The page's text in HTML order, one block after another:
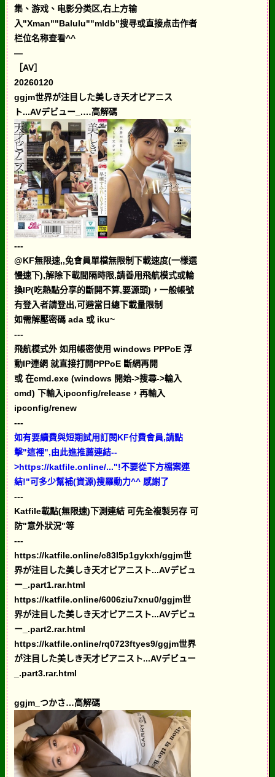
集、游戏、电影分类区,右上方输
入"Xman""Balulu""mldb"搜寻或直接点击作者
栏位名称查看^^
—
［AV］
20260120
ggjm世界が注目した美しき天才ピアニス
ト...AVデビュー_.…高解碼
---
@KF無限速,,免會員單檔無限制下載速度(一樣選
慢速下),解除下載間隔時限,請善用飛航模式或輪
換IP(吃熱點分享的斷開不算,要源頭)，一般帳號
有登入者請登出,可避當日總下載量限制
如需解壓密碼 ada 或 iku~
---
飛航模式外 如用帳密使用 windows PPPoE 浮
動IP連網 就直接打開PPPoE 斷網再開
或 在cmd.exe (windows 開始->搜尋->輸入
cmd) 下輸入ipconfig/release，再輸入
ipconfig/renew
---
如有要續費與短期試用訂閱KF付費會員,請點
擊"這裡",由此進推薦連結--
>https://katfile.online/..."!不要從下方檔案連
結!"可多少幫補(資源)搜羅動力^^ 感謝了
---
Katfile載點(無限速)下測連結 可先全複製另存 可
防"意外狀況"等
---
https://katfile.online/c83l5p1gykxh/ggjm世
界が注目した美しき天才ピアニスト...AVデビュ
ー_.part1.rar.html
https://katfile.online/6006ziu7xnu0/ggjm世
界が注目した美しき天才ピアニスト...AVデビュ
ー_.part2.rar.html
https://katfile.online/rq0723ftyes9/ggjm世界
が注目した美しき天才ピアニスト...AVデビュー
_.part3.rar.html
ggjm_つかさ…高解碼